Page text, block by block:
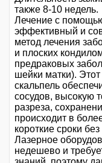
также 8-10 недель.
Лечение с
эффективный и
метод лечения
и плоских
предраковых
шейки матки). Этот
скальпель
сосудов, высокую
разреза,
происходит в
короткие сроки
Лазерное
недешево и